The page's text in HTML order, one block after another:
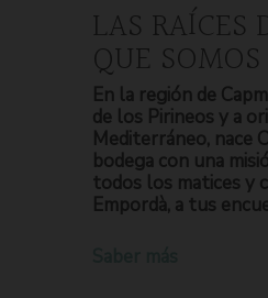
LAS RAÍCES
QUE SOMOS
En la región de
de los Pirineos y a
Mediterráneo, nace
bodega con una
todos los matices y
Empordà, a tus